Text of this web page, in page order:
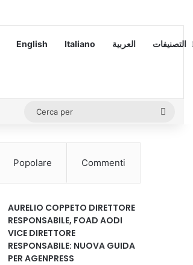
English Italiano العربية التصنيفات
Popolare Commenti
AURELIO COPPETO DIRETTORE
RESPONSABILE, FOAD AODI
VICE DIRETTORE
RESPONSABILE: NUOVA GUIDA
PER AGENPRESS